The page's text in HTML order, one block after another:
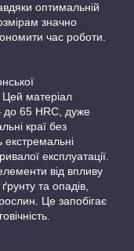
оптимальній
значно
час роботи.
Цей матеріал
до 65 HRC, дуже
краї без
експлуатації.
від впливу
та опадів,
Це запобігає